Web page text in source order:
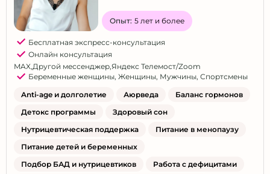
Чебоксары
Челябинск
Ялта
Ярославль
Все города
Другой город
Выбрать все
Опыт: 5 лет и более
Бесплатная экспресс-консультация
Онлайн консультация
MAX,Другой мессенджер,Яндекс Телемост/Zoom
Беременные женщины, Женщины, Мужчины, Спортсмены
Anti-age и долголетие Аюрведа
Баланс гормонов
Детокс программы
Здоровый сон
Нутрицевтическая поддержка
Питание в менопаузу
Питание детей и беременных
Подбор БАД и нутрицевтиков
Работа с дефицитами